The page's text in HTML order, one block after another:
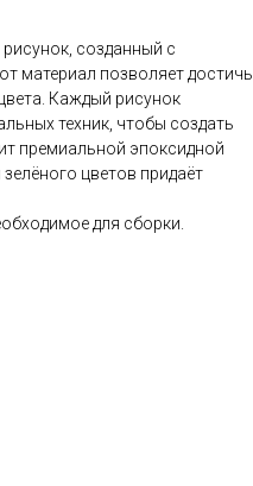
созданный с
материал позволяет достичь
Каждый рисунок
техник, чтобы создать
премиальной эпоксидной
цветов придаёт
для сборки.